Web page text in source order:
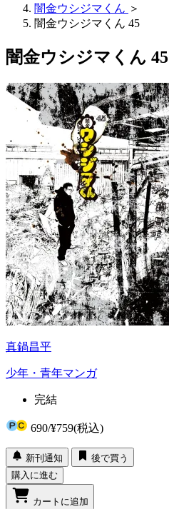
闇金ウシジマくん ＞
闇金ウシジマくん 45
闇金ウシジマくん 45
真鍋昌平
少年・青年マンガ
完結
690/¥759(税込)
新刊通知
後で買う
購入に進む
カートに追加